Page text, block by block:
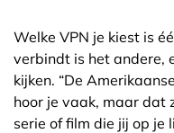
Welke VPN je kiest is
verbindt is het andere,
kijken. “De
hoor je vaak, maar dat
serie of film die jij op je